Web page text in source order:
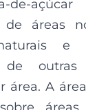
açúcar
de áreas
e
de outras
área. A